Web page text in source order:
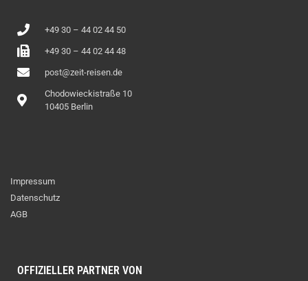
+49 30 – 44 02 44 50
+49 30 – 44 02 44 48
post@zeit-reisen.de
Chodowieckistraße 10
10405 Berlin
Impressum
Datenschutz
AGB
OFFIZIELLER PARTNER VON